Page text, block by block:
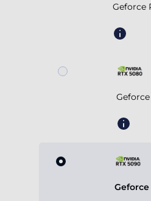
Geforce
Geforce
Geforce